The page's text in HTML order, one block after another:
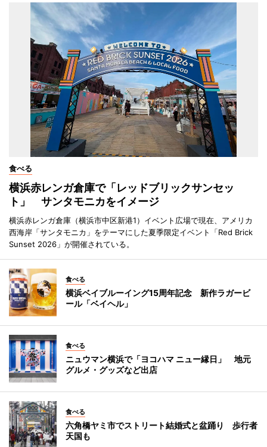
食べる
横浜赤レンガ倉庫で「レッドブリックサンセッ
ト」 サンタモニカをイメージ
横浜赤レンガ倉庫（横浜市中区新港1）イベント広場で現在、アメリカ
西海岸「サンタモニカ」をテーマにした夏季限定イベント「Red Brick
Sunset 2026」が開催されている。
食べる
横浜ベイブルーイング15周年記念 新作ラガービ
ール「ベイヘル」
食べる
ニュウマン横浜で「ヨコハマ ニュー縁日」 地元
グルメ・グッズなど出店
食べる
六角橋ヤミ市でストリート結婚式と盆踊り 歩行者
天国も